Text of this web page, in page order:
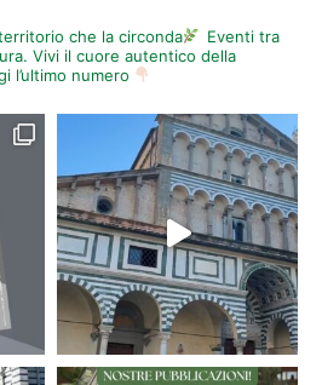
che la circonda
Eventi tra
Vivi il cuore autentico della
l’ultimo numero